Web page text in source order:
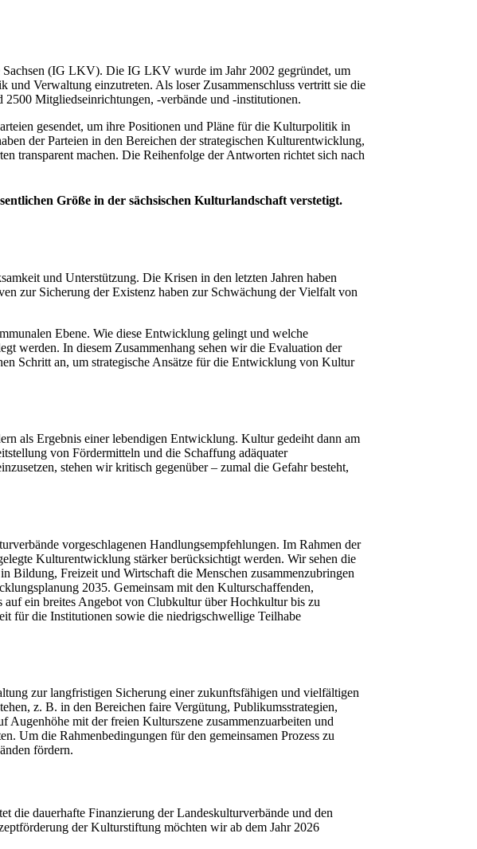
Sachsen (IG LKV). Die IG LKV wurde im Jahr 2002 gegründet, um
und Verwaltung einzutreten. Als loser Zusammenschluss vertritt sie die
Mitgliedseinrichtungen, -verbände und -institutionen.
gesendet, um ihre Positionen und Pläne für die Kulturpolitik in
der Parteien in den Bereichen der strategischen Kulturentwicklung,
transparent machen. Die Reihenfolge der Antworten richtet sich nach
Größe in der sächsischen Kulturlandschaft verstetigt.
und Unterstützung. Die Krisen in den letzten Jahren haben
zur Sicherung der Existenz haben zur Schwächung der Vielfalt von
Ebene. Wie diese Entwicklung gelingt und welche
werden. In diesem Zusammenhang sehen wir die Evaluation der
Schritt an, um strategische Ansätze für die Entwicklung von Kultur
als Ergebnis einer lebendigen Entwicklung. Kultur gedeiht dann am
von Fördermitteln und die Schaffung adäquater
stehen wir kritisch gegenüber – zumal die Gefahr besteht,
vorgeschlagenen Handlungsempfehlungen. Im Rahmen der
Kulturentwicklung stärker berücksichtigt werden. Wir sehen die
Bildung, Freizeit und Wirtschaft die Menschen zusammenzubringen
2035. Gemeinsam mit den Kulturschaffenden,
auf ein breites Angebot von Clubkultur über Hochkultur bis zu
für die Institutionen sowie die niedrigschwellige Teilhabe
zur langfristigen Sicherung einer zukunftsfähigen und vielfältigen
z. B. in den Bereichen faire Vergütung, Publikumsstrategien,
mit der freien Kulturszene zusammenzuarbeiten und
Um die Rahmenbedingungen für den gemeinsamen Prozess zu
fördern.
die dauerhafte Finanzierung der Landeskulturverbände und den
der Kulturstiftung möchten wir ab dem Jahr 2026